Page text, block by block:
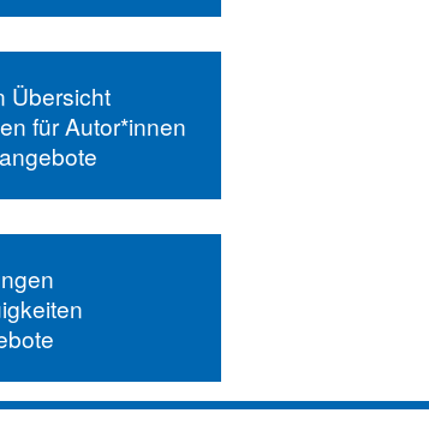
Übersicht
für Autor*innen